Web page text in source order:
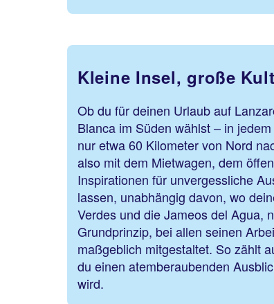
Kleine Insel, große
Ob du für deinen Urlaub auf
Blanca im Süden wählst – in
nur etwa 60 Kilometer von Nord
also mit dem Mietwagen, dem
Inspirationen für unvergessliche
lassen, unabhängig davon, wo
Verdes und die Jameos del Agua,
Grundprinzip, bei allen seinen
maßgeblich mitgestaltet. So zählt
du einen atemberaubenden
wird.